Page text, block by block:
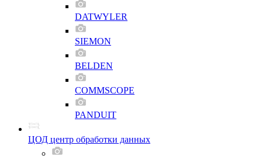
DATWYLER
SIEMON
BELDEN
COMMSCOPE
PANDUIT
ЦОД центр обработки данных